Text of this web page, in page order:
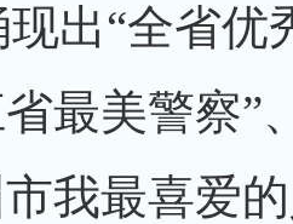
出“全省优
最美警察”
我最喜爱